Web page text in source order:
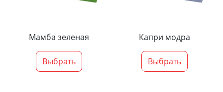
Мамба зеленая
Выбрать
Капри модра
Выбрать